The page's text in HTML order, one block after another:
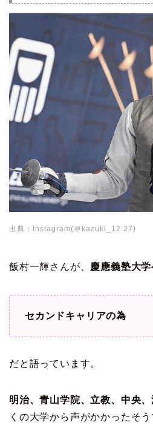
出典：Instagram(＠kazuki_12.27)
飯村一輝さんが、 慶應義塾大
セカンドキャリアの為
だと語っています。
明治、青山学院、立教、中央、
くの大学から声がかかったそ